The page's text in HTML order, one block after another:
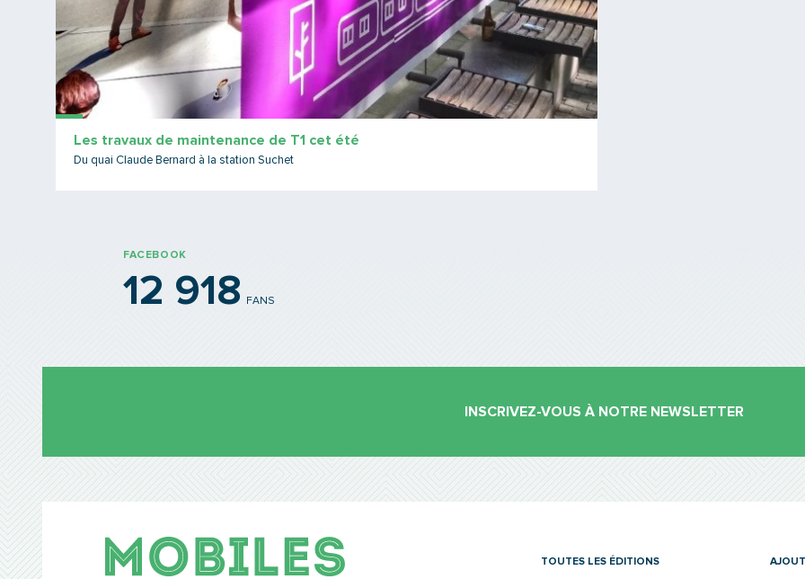
Les travaux de maintenance de T1 cet été
Du quai Claude Bernard à la station Suchet
FACEBOOK
12 918 FANS
INSCRIVEZ-VOUS À NOTRE NEWSLETTER
TOUTES LES ÉDITIONS